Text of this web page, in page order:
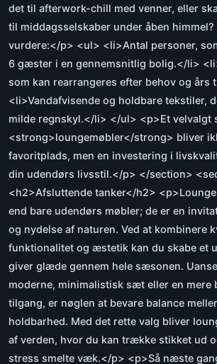
det til afterwork-chill med venner, eller
til middagsselskaber under åben himmel?
vurdere:</p> <ul> <li>Antal personer,
6 gæster i en gennemsnitlig bolig.</li>
som kan rearrangeres efter behov og års
<li>Vandafvisende og holdbare tekstiler,
milde regnskyl.</li> </ul> <p>Et velvalgt
<strong>loungemøbler</strong> bliver
favoritplads, men en investering i
din udendørs livsstil.</p> </section>
<h2>Afsluttende tanker</h2>
end bare udendørs møbler; de er en
og nydelse af naturen. Ved at kombinere
funktionalitet og æstetik kan du skabe et
giver glæde gennem hele sæsonen.
moderne, minimalistisk sæt eller en mere
tilgang, er nøglen at bevare balance
holdbarhed. Med det rette valg bliver
af verden, hvor du kan trække stikket ud
stress smelte væk.</p> <p>Så næste